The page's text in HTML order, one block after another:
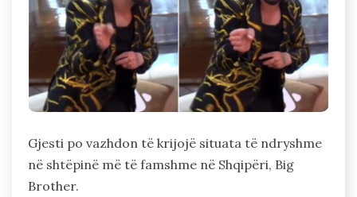
Gjesti po vazhdon të krijojë situata të ndryshme
në shtëpinë më të famshme në Shqipëri, Big
Brother.